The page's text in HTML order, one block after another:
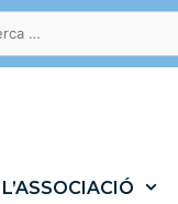
L’ASSOCIACIÓ